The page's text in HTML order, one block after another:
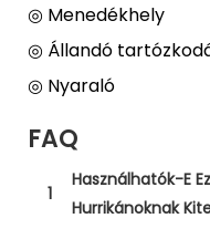
◎ Menedékhely
◎ Állandó
◎ Nyaraló
FAQ
1
Használhatók-E
Hurrikánoknak